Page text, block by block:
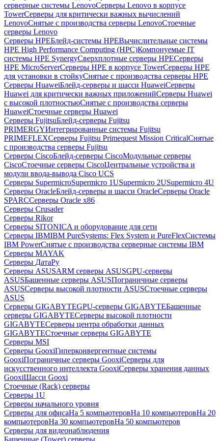
серверные системы LenovoСерверы Lenovo в корпусе
TowerСерверы для критически важных вычислений
LenovoСнятые с производства серверы LenovoСтоечные
серверы Lenovo
Серверы HPEБлейд-системы HPEВычислительные системы
HPE High Performance Computing (HPC)Компонуемые IT
системы HPE SynergyСверхплотные серверы HPEСерверы
HPE MicroServerСерверы HPE в корпусе TowerСерверы HPE
для установки в стойкуСнятые с производства серверы HPE
Серверы HuaweiБлейд-серверы и шасси HuaweiСерверы
Huawei для критически важных приложенийСерверы Huawei
с высокой плотностьюСнятые с производства серверы
HuaweiСтоечные серверы Huawei
Серверы FujitsuБлейд-серверы Fujitsu
PRIMERGYИнтегрированные системы Fujitsu
PRIMEFLEXСерверы Fujitsu Primequest Mission CriticalСнятые
с производства серверы Fujitsu
Серверы CiscoБлейд-серверы CiscoМодульные серверы
CiscoСтоечные серверы CiscoЦентральные устройства и
модули ввода-вывода Cisco UCS
Серверы SupermicroSupermicro 1USupermicro 2USupermicro 4U
Серверы OracleБлейд-серверы и шасси OracleСерверы Oracle
SPARCСерверы Oracle x86
Серверы Crusader
Серверы Rikor
Серверы SITONICA и оборудование для сети
Серверы IBMIBM PureSystems: Flex System и PureFlexСистемы
IBM PowerСнятые с производства серверные системы IBM
Серверы MAYAK
Серверы ДатаРу
Серверы ASUSARM серверы ASUSGPU-серверы
ASUSБашенные серверы ASUSПограничные серверы
ASUSСерверы высокой плотности ASUSСтоечные серверы
ASUS
Серверы GIGABYTEGPU-серверы GIGABYTEБашенные
серверы GIGABYTEСерверы высокой плотности
GIGABYTEСерверы центра обработки данных
GIGABYTEСтоечные серверы GIGABYTE
Серверы MSI
Серверы GooxiГиперконвергентные системы
GooxiПограничные серверы GooxiСерверы для
искусственного интеллекта GooxiСерверы хранения данных
GooxiШасси Gooxi
Стоечные (Rack) серверы
Серверы 1U
Серверы начального уровня
Серверы для офисаНа 5 компьютеровНа 10 компьютеровНа 20
компьютеровНа 30 компьютеровНа 50 компьютеров
Серверы для видеонаблюдения
Башенные (Tower) серверы